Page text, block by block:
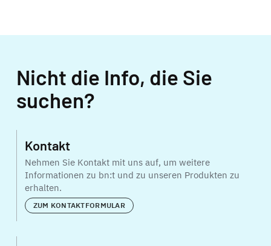
Nicht die Info, die Sie
suchen?
Kontakt
Nehmen Sie Kontakt mit uns auf, um weitere
Informationen zu bn:t und zu unseren Produkten zu
erhalten.
ZUM KONTAKTFORMULAR